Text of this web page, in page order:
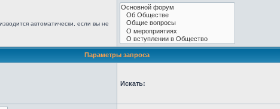
автоматически, если вы не
Параметры запроса
Искать: